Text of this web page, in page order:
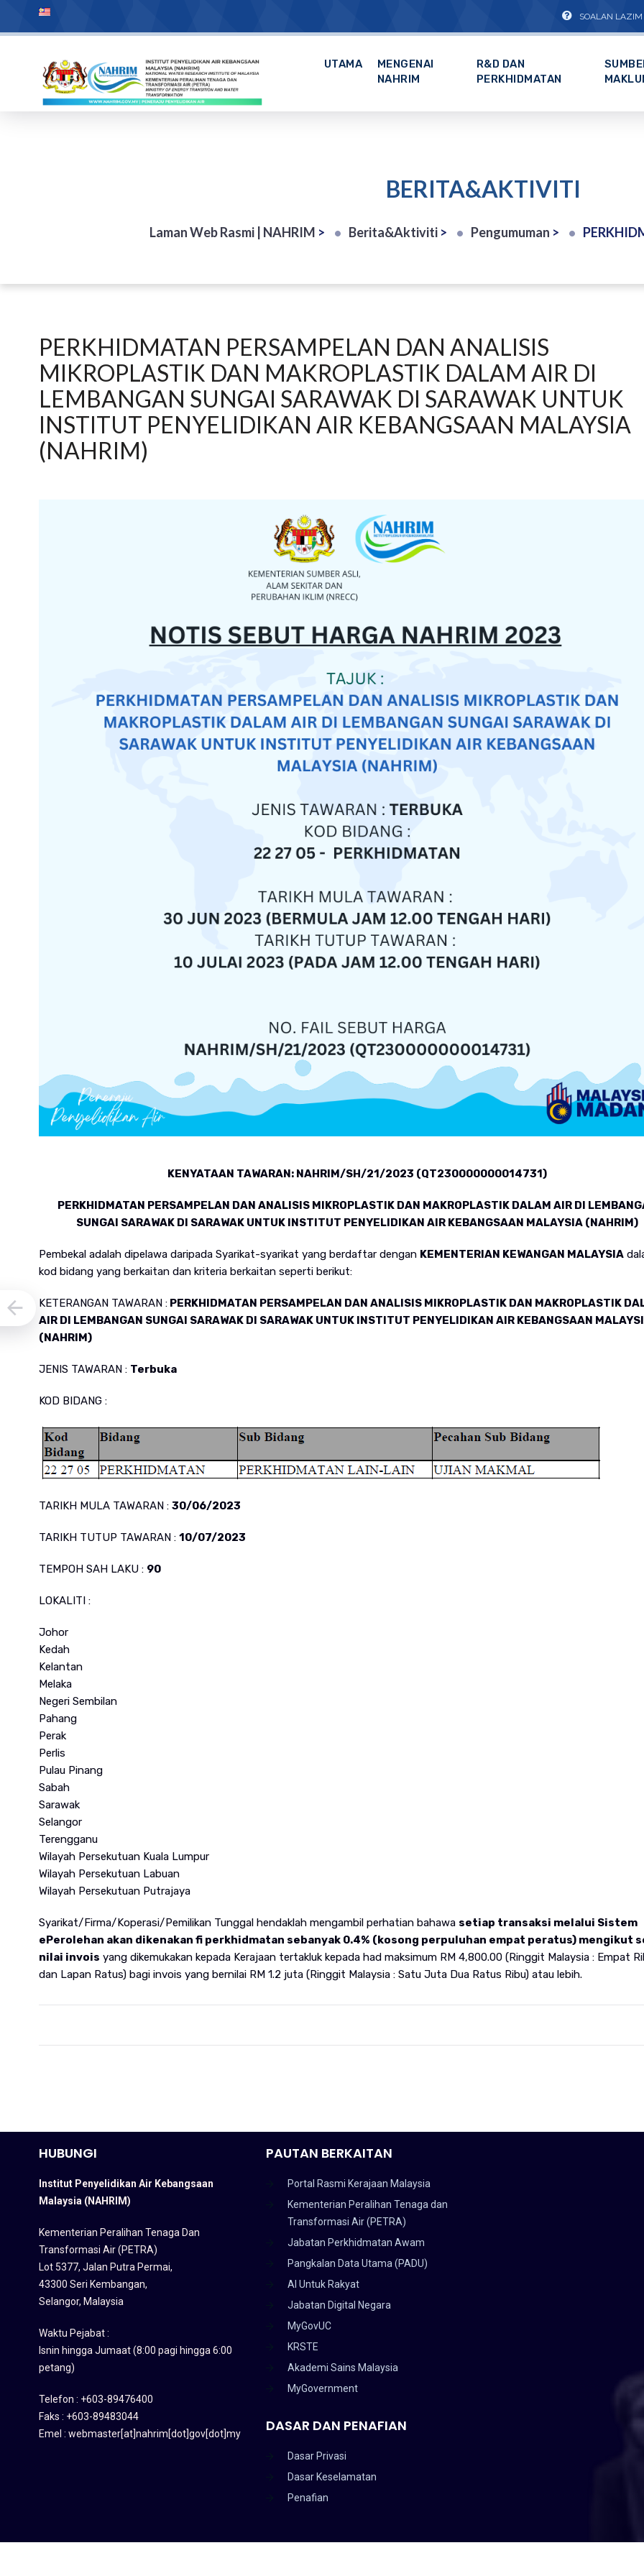
SOALAN LAZIM
UTAMA
MENGENAI
NAHRIM
R&D DAN
PERKHIDMATAN
BERITA&AKTIVITI
Laman Web Rasmi | NAHRIM > Berita&Aktiviti > Pengumuman > PERKHIDMATAN PERSAMPELAN DAN ANALISIS
PERKHIDMATAN PERSAMPELAN DAN ANALISIS
MIKROPLASTIK DAN MAKROPLASTIK DALAM AIR DI
LEMBANGAN SUNGAI SARAWAK DI SARAWAK UNTUK
INSTITUT PENYELIDIKAN AIR KEBANGSAAN MALAYSIA
(NAHRIM)
KENYATAAN TAWARAN: NAHRIM/SH/21/2023 (QT230000000014731)
PERKHIDMATAN PERSAMPELAN DAN ANALISIS MIKROPLASTIK DAN MAKROPLASTIK DALAM AIR DI
SUNGAI SARAWAK DI SARAWAK UNTUK INSTITUT PENYELIDIKAN AIR KEBANGSAAN MALAYSIA (NAHRIM)
Pembekal adalah dipelawa daripada Syarikat-syarikat yang berdaftar dengan KEMENTERIAN KEWANGAN MALAYSIA
kod bidang yang berkaitan dan kriteria berkaitan seperti berikut:
KETERANGAN TAWARAN :PERKHIDMATAN PERSAMPELAN DAN ANALISIS MIKROPLASTIK DAN MAKROPLASTIK
AIR DI LEMBANGAN SUNGAI SARAWAK DI SARAWAK UNTUK INSTITUT PENYELIDIKAN AIR KEBANGSAAN
(NAHRIM)
JENIS TAWARAN : Terbuka
KOD BIDANG :
TARIKH MULA TAWARAN : 30/06/2023
TARIKH TUTUP TAWARAN : 10/07/2023
TEMPOH SAH LAKU : 90
LOKALITI :
Johor
Kedah
Kelantan
Melaka
Negeri Sembilan
Pahang
Perak
Perlis
Pulau Pinang
Sabah
Sarawak
Selangor
Terengganu
Wilayah Persekutuan Kuala Lumpur
Wilayah Persekutuan Labuan
Wilayah Persekutuan Putrajaya
Syarikat/Firma/Koperasi/Pemilikan Tunggal hendaklah mengambil perhatian bahawa setiap transaksi melalui Sistem
ePerolehan akan dikenakan fi perkhidmatan sebanyak 0.4% (kosong perpuluhan empat peratus) mengikut
nilai invois yang dikemukakan kepada Kerajaan tertakluk kepada had maksimum RM 4,800.00 (Ringgit Malaysia : Empat
dan Lapan Ratus) bagi invois yang bernilai RM 1.2 juta (Ringgit Malaysia : Satu Juta Dua Ratus Ribu) atau lebih.
HUBUNGI
Institut Penyelidikan Air Kebangsaan
Malaysia (NAHRIM)
Kementerian Peralihan Tenaga Dan
Transformasi Air (PETRA)
Lot 5377, Jalan Putra Permai,
43300 Seri Kembangan,
Selangor, Malaysia
Waktu Pejabat :
Isnin hingga Jumaat (8:00 pagi hingga 6:00
petang)
Telefon : +603-89476400
Faks : +603-89483044
Emel : webmaster[at]nahrim[dot]gov[dot]my
PAUTAN BERKAITAN
Portal Rasmi Kerajaan Malaysia
Kementerian Peralihan Tenaga dan
Transformasi Air (PETRA)
Jabatan Perkhidmatan Awam
Pangkalan Data Utama (PADU)
AI Untuk Rakyat
Jabatan Digital Negara
MyGovUC
KRSTE
Akademi Sains Malaysia
MyGovernment
DASAR DAN PENAFIAN
Dasar Privasi
Dasar Keselamatan
Penafian